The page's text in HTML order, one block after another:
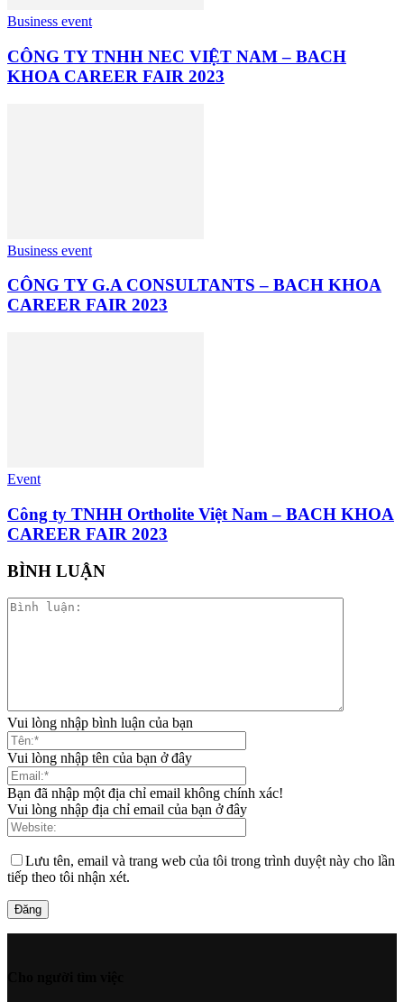
Business event
CÔNG TY TNHH NEC VIỆT NAM – BACH
KHOA CAREER FAIR 2023
Business event
CÔNG TY G.A CONSULTANTS – BACH KHOA
CAREER FAIR 2023
Event
Công ty TNHH Ortholite Việt Nam – BACH KHOA
CAREER FAIR 2023
BÌNH LUẬN
Vui lòng nhập bình luận của bạn
Vui lòng nhập tên của bạn ở đây
Bạn đã nhập một địa chỉ email không chính xác!
Vui lòng nhập địa chỉ email của bạn ở đây
Lưu tên, email và trang web của tôi trong trình duyệt này cho lần
tiếp theo tôi nhận xét.